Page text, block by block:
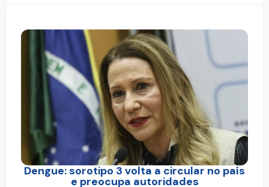
Dengue: sorotipo 3 volta a circular no país
e preocupa autoridades